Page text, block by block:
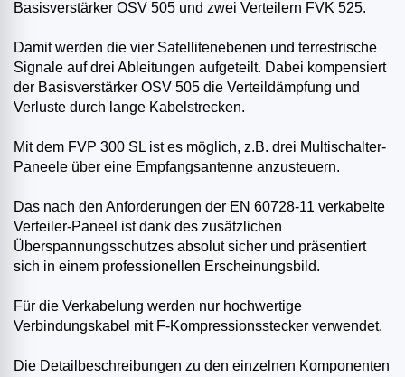
Basisverstärker OSV 505 und zwei Verteilern FVK 525.
Damit werden die vier Satellitenebenen und terrestrische
Signale auf drei Ableitungen aufgeteilt. Dabei kompensiert
der Basisverstärker OSV 505 die Verteildämpfung und
Verluste durch lange Kabelstrecken.
Mit dem FVP 300 SL ist es möglich, z.B. drei Multischalter-
Paneele über eine Empfangsantenne anzusteuern.
Das nach den Anforderungen der EN 60728-11 verkabelte
Verteiler-Paneel ist dank des zusätzlichen
Überspannungsschutzes absolut sicher und präsentiert
sich in einem professionellen Erscheinungsbild.
Für die Verkabelung werden nur hochwertige
Verbindungskabel mit F-Kompressionsstecker verwendet.
Die Detailbeschreibungen zu den einzelnen Komponenten